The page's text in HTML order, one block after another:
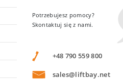
Potrzebujesz pomocy?
Skontaktuj się z nami.
+48 790 559 800
sales@liftbay.net